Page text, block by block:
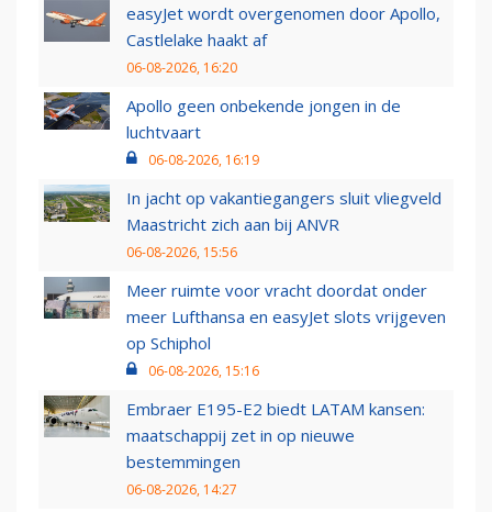
easyJet wordt overgenomen door Apollo,
Castlelake haakt af
06-08-2026, 16:20
Apollo geen onbekende jongen in de
luchtvaart
06-08-2026, 16:19
In jacht op vakantiegangers sluit vliegveld
Maastricht zich aan bij ANVR
06-08-2026, 15:56
Meer ruimte voor vracht doordat onder
meer Lufthansa en easyJet slots vrijgeven
op Schiphol
06-08-2026, 15:16
Embraer E195-E2 biedt LATAM kansen:
maatschappij zet in op nieuwe
bestemmingen
06-08-2026, 14:27